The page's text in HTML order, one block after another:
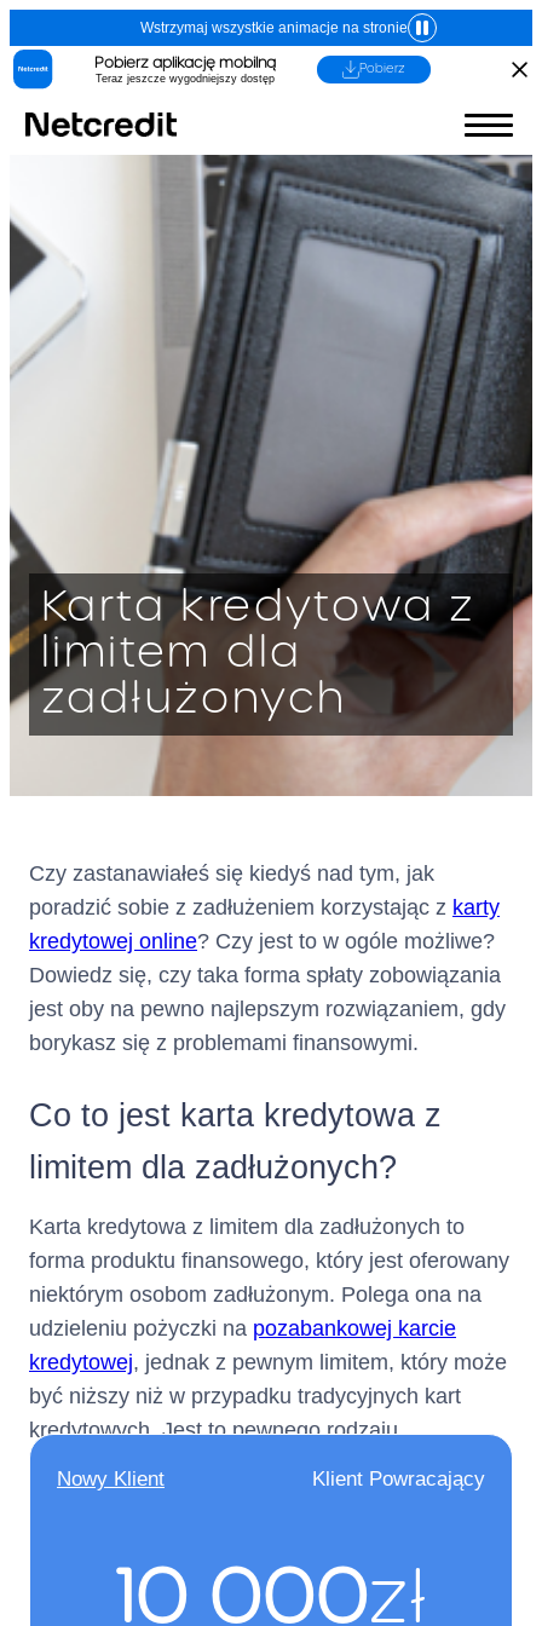
Wstrzymaj wszystkie animacje na stronie
Pobierz aplikację mobilną
Teraz jeszcze wygodniejszy dostęp
Pobierz
Karta kredytowa z
limitem dla
zadłużonych
Czy zastanawiałeś się kiedyś nad tym, jak
poradzić sobie z zadłużeniem korzystając z karty
kredytowej online? Czy jest to w ogóle możliwe?
Dowiedz się, czy taka forma spłaty zobowiązania
jest oby na pewno najlepszym rozwiązaniem, gdy
borykasz się z problemami finansowymi.
Co to jest karta kredytowa z
limitem dla zadłużonych?
Karta kredytowa z limitem dla zadłużonych to
forma produktu finansowego, który jest oferowany
niektórym osobom zadłużonym. Polega ona na
udzieleniu pożyczki na pozabankowej karcie
kredytowej, jednak z pewnym limitem, który może
być niższy niż w przypadku tradycyjnych kart
kredytowych. Jest to pewnego rodzaju
rozwiązanie, które ma na celu umożliwienie
osobom zadłużonym korzystania z pewnej formy
Nowy Klient Klient Powracający
10 000zł
1. Imię, nazwisko (nazwa) i adres (siedziba)
kredytodawcy lub pośrednika kredytowego
Kredytodawca
Dane identyfikacyjne:
(Adres, z którego ma korzystać
Fincard spółka z
odpowiedzialnością
ul. Grzybowska 87, 00-844
Warszawa
KRS: 0000803716
wpisana
jako Krajowa Instytucja Płatnicz
a do rejestru prowadzonego
przez Komisję Nadzoru
pod numerem IP62/2024
Adres :
(siedziba)
ul. Grzybowska 87, 00-844
Warszawa
Adres do doręczeń
elektronicznych:
AE:PL-75866-56446-VBGFB-
22
Numer
telefonu :
(informacja ta ma charakter
opcjonalny)
+ 22 598 77 99
Adres poczty
elektronicznej :
(informacja ta ma charakter
opcjonalny)
kontakt@netcredit.pl
(informacja ta ma charakter